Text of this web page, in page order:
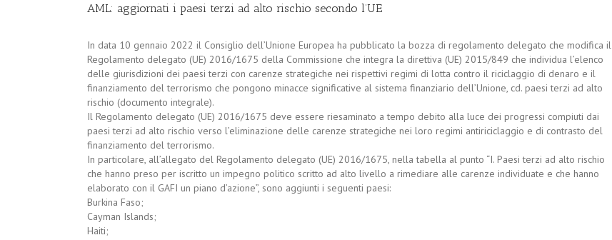
AML: aggiornati i paesi terzi ad alto rischio secondo l’UE
In data 10 gennaio 2022 il Consiglio dell’Unione Europea ha pubblicato la bozza di regolamento delegato che modifica il
Regolamento delegato (UE) 2016/1675 della Commissione che integra la direttiva (UE) 2015/849 che individua l’elenco
delle giurisdizioni dei paesi terzi con carenze strategiche nei rispettivi regimi di lotta contro il riciclaggio di denaro e il
finanziamento del terrorismo che pongono minacce significative al sistema finanziario dell’Unione, cd. paesi terzi ad alto
rischio (documento integrale).
Il Regolamento delegato (UE) 2016/1675 deve essere riesaminato a tempo debito alla luce dei progressi compiuti dai
paesi terzi ad alto rischio verso l’eliminazione delle carenze strategiche nei loro regimi antiriciclaggio e di contrasto del
finanziamento del terrorismo.
In particolare, all’allegato del Regolamento delegato (UE) 2016/1675, nella tabella al punto “I. Paesi terzi ad alto rischio
che hanno preso per iscritto un impegno politico scritto ad alto livello a rimediare alle carenze individuate e che hanno
elaborato con il GAFI un piano d’azione”, sono aggiunti i seguenti paesi:
Burkina Faso;
Cayman Islands;
Haiti;